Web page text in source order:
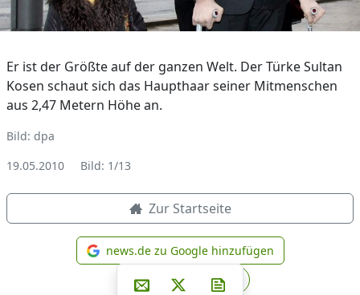
Er ist der Größte auf der ganzen Welt. Der Türke Sultan
Kosen schaut sich das Haupthaar seiner Mitmenschen
aus 2,47 Metern Höhe an.
Bild: dpa
19.05.2010
Bild: 1/13
Zur Startseite
news.de zu Google
news.de zu Google hinzufügen
Teilen auf Facebook
Teilen auf Whatsapp
Teilen auf Telegram
Per E-Mail teilen
Post auf XNewsletter